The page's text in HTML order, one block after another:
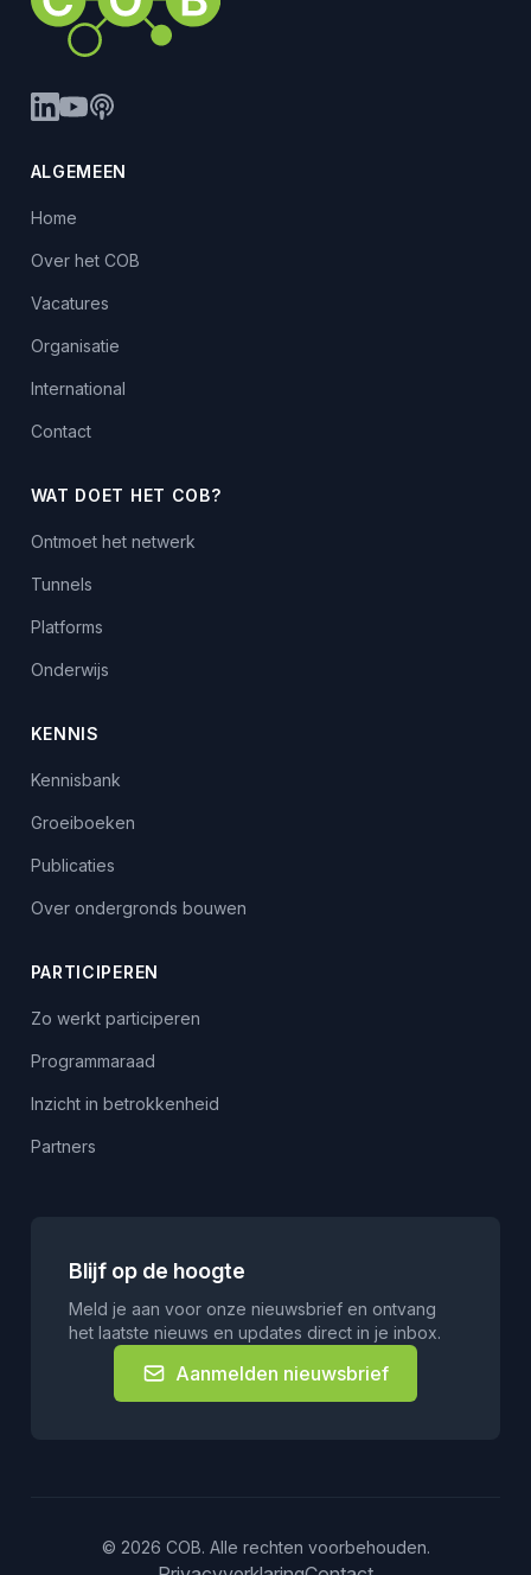
ALGEMEEN
Home
Over het COB
Vacatures
Organisatie
International
Contact
WAT DOET HET COB?
Ontmoet het netwerk
Tunnels
Platforms
Onderwijs
KENNIS
Kennisbank
Groeiboeken
Publicaties
Over ondergronds bouwen
PARTICIPEREN
Zo werkt participeren
Programmaraad
Inzicht in betrokkenheid
Partners
Blijf op de hoogte
Meld je aan voor onze nieuwsbrief en ontvang
het laatste nieuws en updates direct in je inbox.
Aanmelden nieuwsbrief
© 2026 COB. Alle rechten voorbehouden.